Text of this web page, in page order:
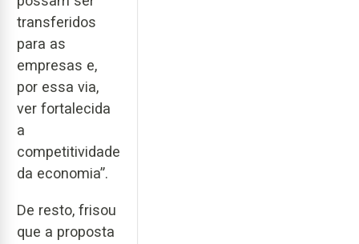
transferidos
para as
empresas e,
por essa via,
ver fortalecida
a
competitividade
da economia”.
De resto, frisou
que a proposta